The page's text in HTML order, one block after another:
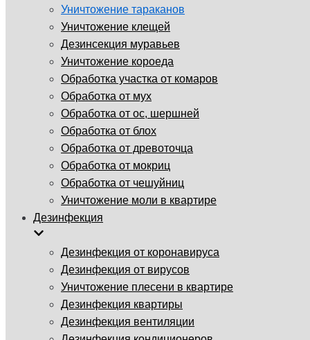
Уничтожение тараканов
Уничтожение клещей
Дезинсекция муравьев
Уничтожение короеда
Обработка участка от комаров
Обработка от мух
Обработка от ос, шершней
Обработка от блох
Обработка от древоточца
Обработка от мокриц
Обработка от чешуйниц
Уничтожение моли в квартире
Дезинфекция
Дезинфекция от коронавируса
Дезинфекция от вирусов
Уничтожение плесени в квартире
Дезинфекция квартиры
Дезинфекция вентиляции